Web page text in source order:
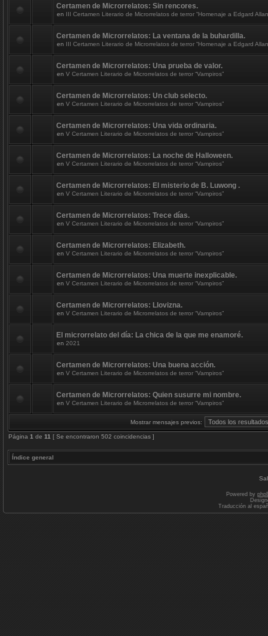
Certamen de Microrrelatos: Sin rencores.
en III Certamen Literario de Microrrelatos de terror “Homenaje a Edgard
Certamen de Microrrelatos: La ventana de la buhardilla.
en III Certamen Literario de Microrrelatos de terror “Homenaje a Edgard
Certamen de Microrrelatos: Una prueba de valor.
en V Certamen Literario de Microrrelatos de terror “Vampiros”
Certamen de Microrrelatos: Un club selecto.
en V Certamen Literario de Microrrelatos de terror “Vampiros”
Certamen de Microrrelatos: Una vida ordinaria.
en V Certamen Literario de Microrrelatos de terror “Vampiros”
Certamen de Microrrelatos: La noche de Halloween.
en V Certamen Literario de Microrrelatos de terror “Vampiros”
Certamen de Microrrelatos: El misterio de B. Luwong .
en V Certamen Literario de Microrrelatos de terror “Vampiros”
Certamen de Microrrelatos: Trece días.
en V Certamen Literario de Microrrelatos de terror “Vampiros”
Certamen de Microrrelatos: Elizabeth.
en V Certamen Literario de Microrrelatos de terror “Vampiros”
Certamen de Microrrelatos: Una muerte inexplicable.
en V Certamen Literario de Microrrelatos de terror “Vampiros”
Certamen de Microrrelatos: Llovizna.
en V Certamen Literario de Microrrelatos de terror “Vampiros”
El microrrelato del día: La chica de la que me enamoré.
en 2021
Certamen de Microrrelatos: Una buena acción.
en V Certamen Literario de Microrrelatos de terror “Vampiros”
Certamen de Microrrelatos: Quien susurre mi nombre.
en V Certamen Literario de Microrrelatos de terror “Vampiros”
Mostrar mensajes previos:
Página 1 de 11 [ Se encontraron 502 coincidencias ]
Índice general
Powered by
Traducción al